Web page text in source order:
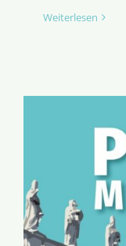
Weiterlesen